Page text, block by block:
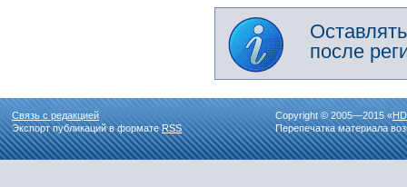
после
Связь с редакцией
Экспорт публикаций в форматеRSS
Copyright © 2005—2015 «
Перепечатка материала